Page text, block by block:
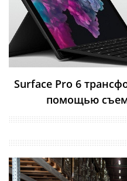
Surface Pro 6
помощью